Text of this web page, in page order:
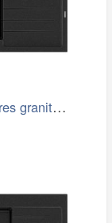
MEXEN - Andres granitový dřez 1.5 s…